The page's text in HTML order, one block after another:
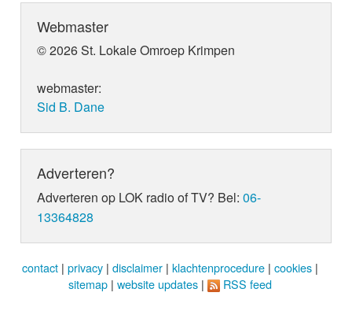
Webmaster
© 2026 St. Lokale Omroep Krimpen
webmaster:
Sid B. Dane
Adverteren?
Adverteren op LOK radio of TV? Bel:06-
13364828
contact | privacy | disclaimer | klachtenprocedure | cookies |
sitemap | website updates | RSS feed